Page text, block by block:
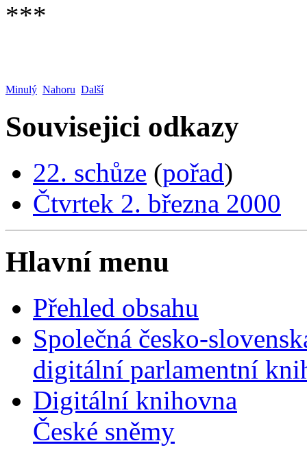
***
Minulý Nahoru Další
Souvisejici odkazy
22. schůze (pořad)
Čtvrtek 2. března 2000
Hlavní menu
Přehled obsahu
Společná česko-
digitální parlamentní
Digitální knihovna
České sněmy